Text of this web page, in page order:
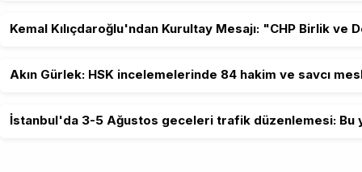
Kemal Kılıçdaroğlu'ndan Kurultay Mesajı: "CHP Birlik
Akın Gürlek: HSK incelemelerinde 84 hakim ve savcı
İstanbul'da 3-5 Ağustos geceleri trafik düzenlemesi: Bu